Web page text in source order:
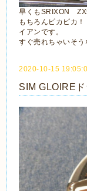
早くもSRIXON
もちろんピカピカ
イアンです。
すぐ売れちゃいそ
2020-10-15
SIM GLOIRE